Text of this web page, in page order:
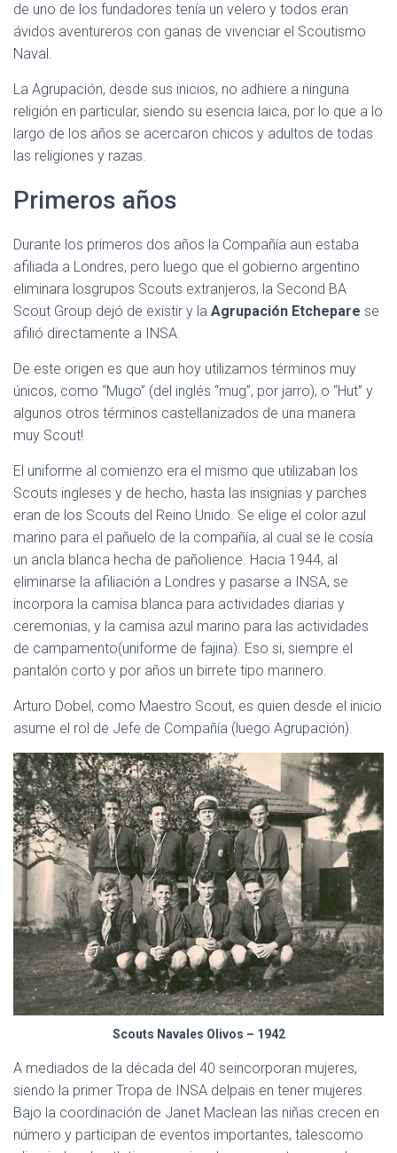
de uno de los fundadores tenía un velero y todos eran
ávidos aventureros con ganas de vivenciar el Scoutismo
Naval.
La Agrupación, desde sus inicios, no adhiere a ninguna
religión en particular, siendo su esencia laica, por lo que a lo
largo de los años se acercaron chicos y adultos de todas
las religiones y razas.
Primeros años
Durante los primeros dos años la Compañía aun estaba
afiliada a Londres, pero luego que el gobierno argentino
eliminara losgrupos Scouts extranjeros, la Second BA
Scout Group dejó de existir y la Agrupación Etchepare se
afilió directamente a INSA.
De este origen es que aun hoy utilizamos términos muy
únicos, como “Mugo” (del inglés “mug”, por jarro), o “Hut” y
algunos otros términos castellanizados de una manera
muy Scout!
El uniforme al comienzo era el mismo que utilizaban los
Scouts ingleses y de hecho, hasta las insignias y parches
eran de los Scouts del Reino Unido. Se elige el color azul
marino para el pañuelo de la compañía, al cual se le cosía
un ancla blanca hecha de pañolience. Hacia 1944, al
eliminarse la afiliación a Londres y pasarse a INSA, se
incorpora la camisa blanca para actividades diarias y
ceremonias, y la camisa azul marino para las actividades
de campamento(uniforme de fajina). Eso si, siempre el
pantalón corto y por años un birrete tipo marinero.
Arturo Dobel, como Maestro Scout, es quien desde el inicio
asume el rol de Jefe de Compañía (luego Agrupación).
Scouts Navales Olivos – 1942
A mediados de la década del 40 seincorporan mujeres,
siendo la primer Tropa de INSA delpais en tener mujeres.
Bajo la coordinación de Janet Maclean las niñas crecen en
número y participan de eventos importantes, talescomo